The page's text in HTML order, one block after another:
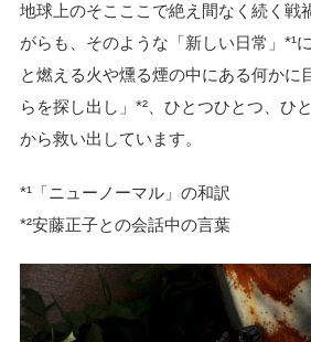
地球上のそこここで絶え間なく続く戦
がらも、そのような「新しい日常」*¹
と燃える火や燻る煙の中にある何かに
らを探し出し」*²、ひとつひとつ、ひ
から救い出しています。
*¹「ニューノーマル」の和訳
*²安藤正子との会話中の言葉